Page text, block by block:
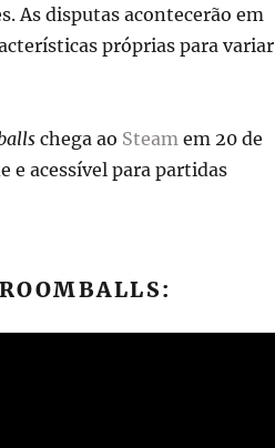
As disputas acontecerão em
próprias para variar
chega ao Steamem 20 de
e acessível para partidas